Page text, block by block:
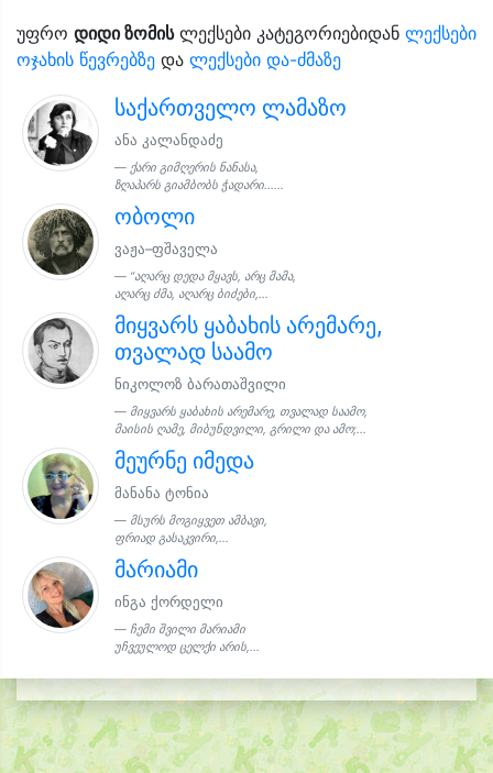
უფრო დიდი ზომისლექსები კატეგორიებიდან ლექსები
ოჯახის წევრებზე და ლექსები და-ძმაზე
საქართველო ლამაზო
ანა კალანდაძე
ქარი გიმღერის ნანასა,
ზღაპარს გიამბობს ჭადარი......
ობოლი
ვაჟა–ფშაველა
“აღარც დედა მყავს, არც მამა,
აღარც ძმა, აღარც ბიძები,...
მიყვარს ყაბახის არემარე,
თვალად საამო
ნიკოლოზ ბარათაშვილი
მიყვარს ყაბახის არემარე, თვალად საამო,
მაისის ღამე, მიბუნდვილი, გრილი და ამო;...
მეურნე იმედა
მანანა ტონია
მსურს მოგიყვეთ ამბავი,
ფრიად გასაკვირი,...
მარიამი
ინგა ქორდელი
ჩემი შვილი მარიამი
უჩვეულოდ ცელქი არის,...